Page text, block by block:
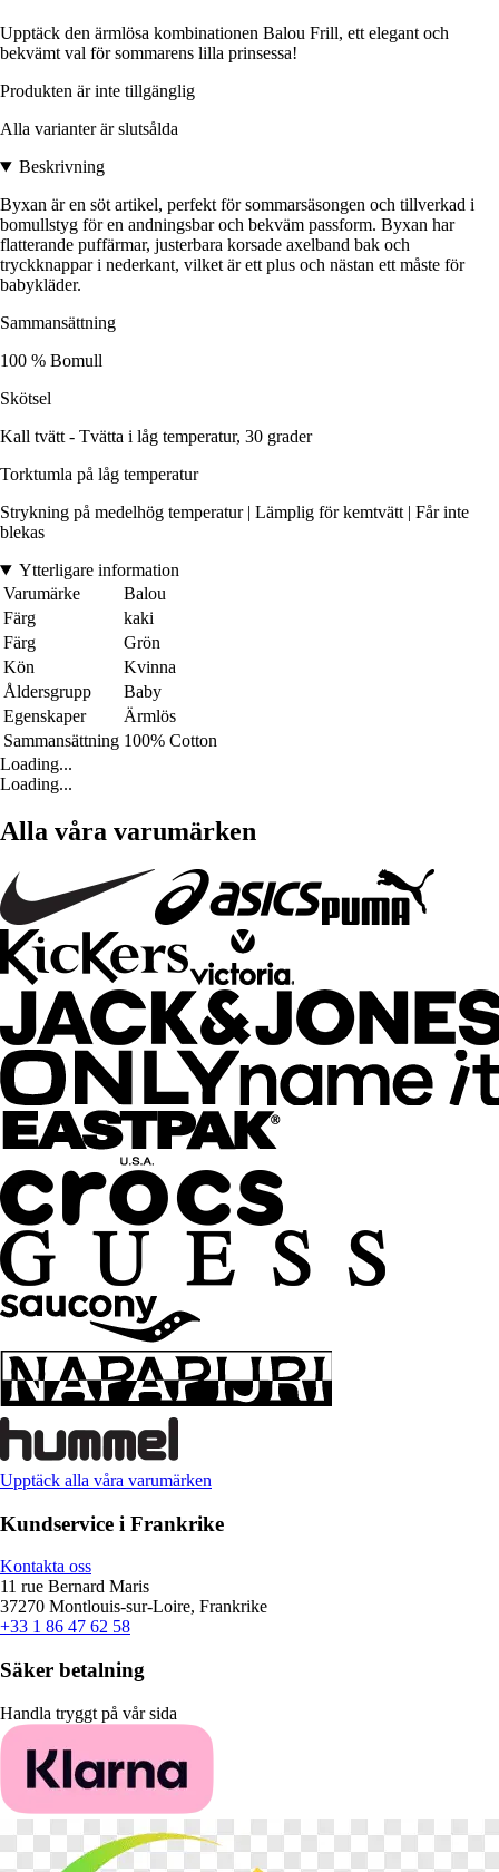
Upptäck den ärmlösa kombinationen Balou Frill, ett elegant och
bekvämt val för sommarens lilla prinsessa!
Produkten är inte tillgänglig
Alla varianter är slutsålda
Beskrivning
Byxan är en söt artikel, perfekt för sommarsäsongen och tillverkad i
bomullstyg för en andningsbar och bekväm passform. Byxan har
flatterande puffärmar, justerbara korsade axelband bak och
tryckknappar i nederkant, vilket är ett plus och nästan ett måste för
babykläder.
Sammansättning
100 % Bomull
Skötsel
Kall tvätt - Tvätta i låg temperatur, 30 grader
Torktumla på låg temperatur
Strykning på medelhög temperatur | Lämplig för kemtvätt | Får inte
blekas
Ytterligare information
Varumärke
Balou
Färg
kaki
Färg
Grön
Kön
Kvinna
Åldersgrupp
Baby
Egenskaper
Ärmlös
Sammansättning 100% Cotton
Loading...
Loading...
Alla våra varumärken
Upptäck alla våra varumärken
Kundservice i Frankrike
Kontakta oss
11 rue Bernard Maris
37270 Montlouis-sur-Loire, Frankrike
+33 1 86 47 62 58
Säker betalning
Handla tryggt på vår sida